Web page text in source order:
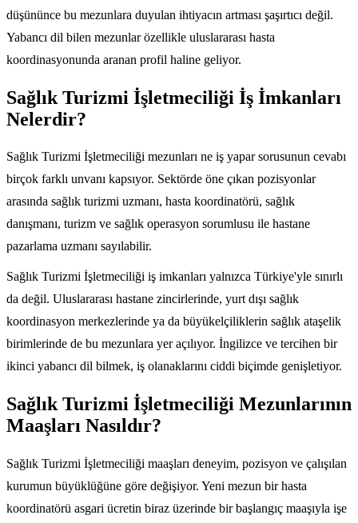
düşününce bu mezunlara duyulan ihtiyacın artması şaşırtıcı değil.
Yabancı dil bilen mezunlar özellikle uluslararası hasta
koordinasyonunda aranan profil haline geliyor.
Sağlık Turizmi İşletmeciliği İş İmkanları
Nelerdir?
Sağlık Turizmi İşletmeciliği mezunları ne iş yapar sorusunun cevabı
birçok farklı unvanı kapsıyor. Sektörde öne çıkan pozisyonlar
arasında sağlık turizmi uzmanı, hasta koordinatörü, sağlık
danışmanı, turizm ve sağlık operasyon sorumlusu ile hastane
pazarlama uzmanı sayılabilir.
Sağlık Turizmi İşletmeciliği iş imkanları yalnızca Türkiye'yle sınırlı
da değil. Uluslararası hastane zincirlerinde, yurt dışı sağlık
koordinasyon merkezlerinde ya da büyükelçiliklerin sağlık ataşelik
birimlerinde de bu mezunlara yer açılıyor. İngilizce ve tercihen bir
ikinci yabancı dil bilmek, iş olanaklarını ciddi biçimde genişletiyor.
Sağlık Turizmi İşletmeciliği Mezunlarının
Maaşları Nasıldır?
Sağlık Turizmi İşletmeciliği maaşları deneyim, pozisyon ve çalışılan
kurumun büyüklüğüne göre değişiyor. Yeni mezun bir hasta
koordinatörü asgari ücretin biraz üzerinde bir başlangıç maaşıyla işe